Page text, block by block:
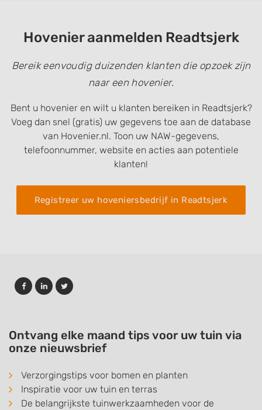
Hovenier aanmelden Readtsjerk
Bereik eenvoudig duizenden klanten die opzoek zijn
naar een hovenier.
Bent u hovenier en wilt u klanten bereiken in Readtsjerk?
Voeg dan snel (gratis) uw gegevens toe aan de database
van Hovenier.nl. Toon uw NAW-gegevens,
telefoonnummer, website en acties aan potentiele
klanten!
Registreer uw hoveniersbedrijf in Readtsjerk
Ontvang elke maand tips voor uw tuin via
onze nieuwsbrief
Verzorgingstips voor bomen en planten
Inspiratie voor uw tuin en terras
De belangrijkste tuinwerkzaamheden voor de